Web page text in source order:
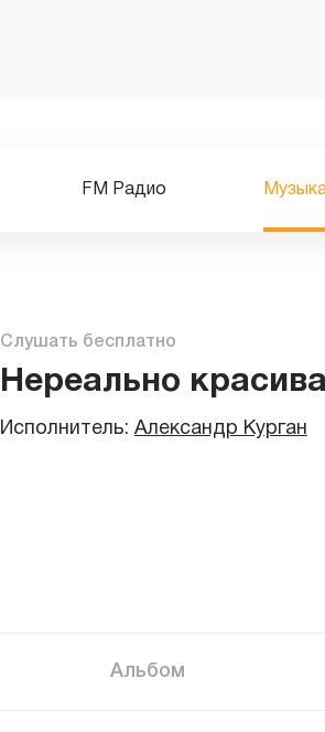
FM Радио
Слушать бесплатно
Нереально
Исполнитель: Александр Курган
Альбом